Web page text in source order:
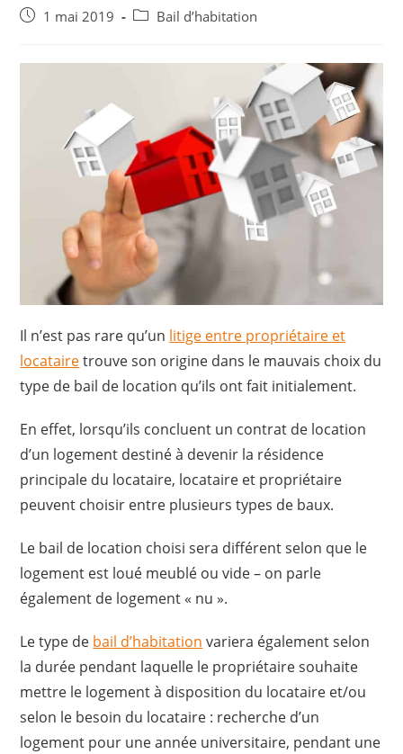
Post1 mai 2019
PostBail d’habitation
Il n’est pas rare qu’un litige entre propriétaire et
locatairetrouve son origine dans le mauvais choix du
type de bail de location qu’ils ont fait initialement.
En effet, lorsqu’ils concluent un contrat de location
d’un logement destiné à devenir la résidence
principale du locataire, locataire et propriétaire
peuvent choisir entre plusieurs types de baux.
Le bail de location choisi sera différent selon que le
logement est loué meublé ou vide – on parle
également de logement « nu ».
Le type de bail d’habitation variera également selon
la durée pendant laquelle le propriétaire souhaite
mettre le logement à disposition du locataire et/ou
selon le besoin du locataire : recherche d’un
logement pour une année universitaire, pendant une